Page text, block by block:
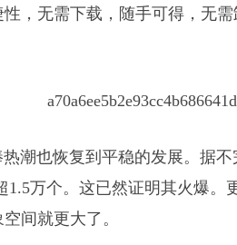
，无需下载，随手可得，无
也恢复到平稳的发展。据不
1.5万个。这已然证明其火爆。
间就更大了。